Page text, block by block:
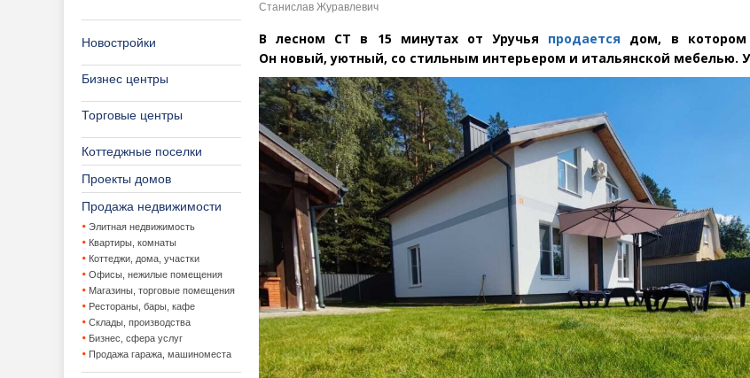
Новостройки
Бизнес центры
Торговые центры
Коттеджные поселки
Проекты домов
Продажа недвижимости
Элитная недвижимость
Квартиры, комнаты
Коттеджи, дома, участки
Офисы, нежилые помещения
Магазины, торговые помещения
Рестораны, бары, кафе
Склады, производства
Бизнес, сфера услуг
Продажа гаража, машиноместа
Станислав Журавлевич
В лесном СТ в 15 минутах от Уручья продается дом, в
Он новый, уютный, со стильным интерьером и итальянской мебелью.